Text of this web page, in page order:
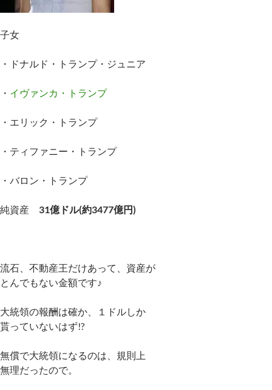
子女
・ドナルド・トランプ・ジュニア
・ イヴァンカ・トランプ
・エリック・トランプ
・ティファニー・トランプ
・バロン・トランプ
純資産 31億ドル(約3477億円)
流石、不動産王だけあって、資産が
とんでもない金額です♪
大統領の報酬は確か、１ドルしか
貰っていないはず!?
無償で大統領になるのは、規則上
無理だったので。